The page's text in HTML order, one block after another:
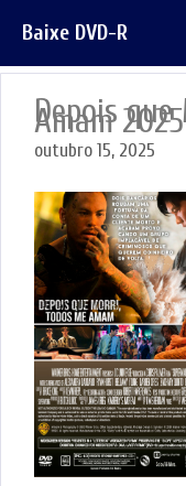
para
o
conteúdo
Baixe DVD-R
Depois
Amam 2025
outubro 15, 2025